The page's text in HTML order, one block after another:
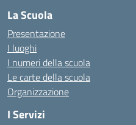
La Scuola
Presentazione
I luoghi
I numeri della scuola
Le carte della scuola
Organizzazione
I Servizi